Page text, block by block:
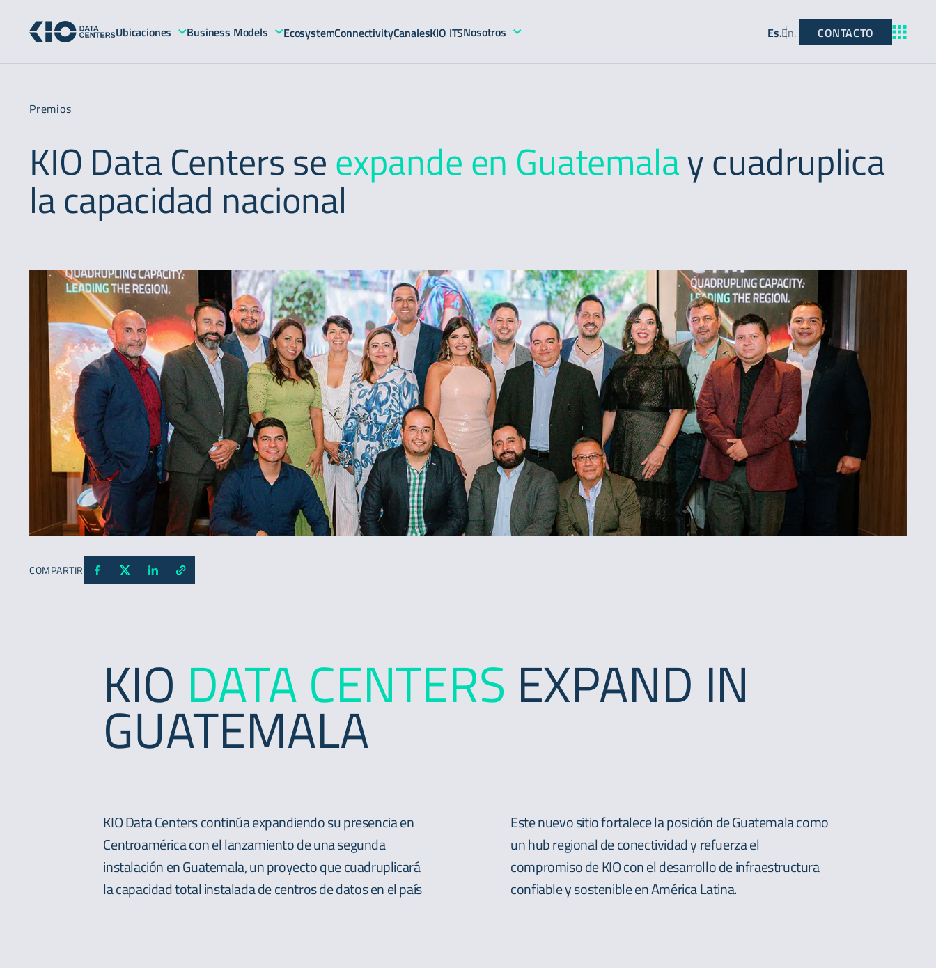
Ubicaciones Business Models EcosystemConnectivityCanalesKIO ITSNosotros Es.En. CONTACTO
Premios
KIO Data Centers seexpande en Guatemalay cuadruplica
la capacidad nacional
COMPARTIR
KIO DATA CENTERS EXPAND IN
GUATEMALA
KIO Data Centers continúa expandiendo su presencia en
Centroamérica con el lanzamiento de una segunda
instalación en Guatemala, un proyecto que cuadruplicará
la capacidad total instalada de centros de datos en el país
Este nuevo sitio fortalece la posición de Guatemala como
un hub regional de conectividad y refuerza el
compromiso de KIO con el desarrollo de infraestructura
confiable y sostenible en América Latina.